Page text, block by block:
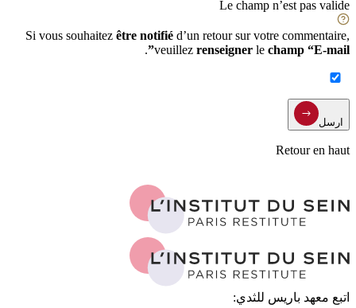
Le champ n’est pas valide
Si vous souhaitez être notifié d’un retour sur votre commentaire,
veuillez renseigner le champ “E-mail”
.
ارسل
Retour en haut
اتبع معهد باريس للثدي: